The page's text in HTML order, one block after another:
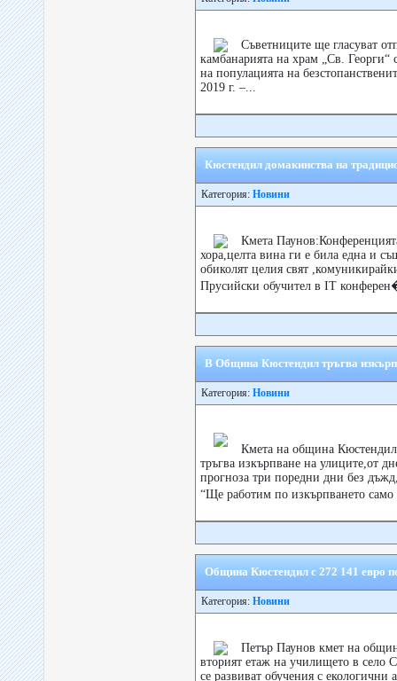
Съветниците ще гласуват
камбанарията на храм „Св.
на популацията на
2019 г. –...
Кюстендил домакинства на
Категория: Новини
Кмета
хора,целта вина ги е била една и
обиколят целия свят
Прусийски обучител в IT
В Община Кюстендил тръгва
Категория: Новини
Кмета на община
тръгва изкърпване на улиците,от
прогноза три поредни дни без
“Ще работим по изкърпването
Община Кюстендил с 272 141 евро
Категория: Новини
Петър Паунов кмет на
вторият етаж на училището в
се развиват обучения с